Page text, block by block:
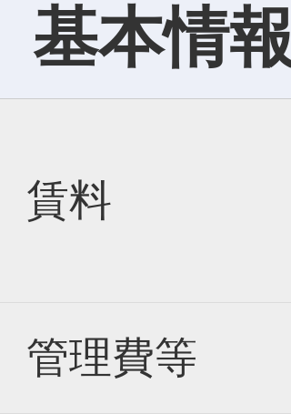
基本情報
賃料
管理費等